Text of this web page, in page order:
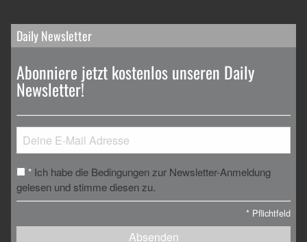
Daily Newsletter
Abonniere jetzt kostenlos unseren Daily
Newsletter!
* Ich habe die Bedingungen zur Newsletter-Anmeldung
gelesen und stimme diesen zu.
* Pflichtfeld
Absenden